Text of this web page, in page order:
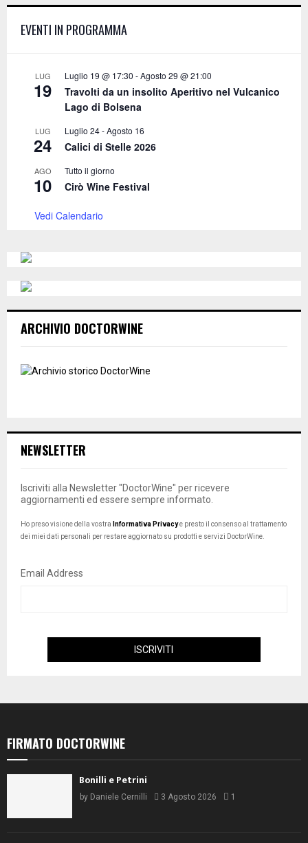
o
EVENTI IN PROGRAMMA
LUG
19
Luglio 19 @ 17:30 -Agosto 29 @ 21:00
Travolti da un insolito Aperitivo nel Vulcanico
Lago di Bolsena
LUG
24
Luglio 24-Agosto 16
Calici di Stelle 2026
AGO
10
Tutto il giorno
Cirò Wine Festival
Vedi Calendario
ARCHIVIO DOCTORWINE
NEWSLETTER
Iscriviti alla Newsletter "DoctorWine" per ricevere
aggiornamenti ed essere sempre informato.
Ho preso visione della vostra Informativa Privacye presto il consenso al trattamento
dei miei dati personali per restare aggiornato su prodotti e servizi DoctorWine.
Email Address
FIRMATO DOCTORWINE
Bonilli e Petrini
by Daniele Cernilli 3 Agosto 2026 1